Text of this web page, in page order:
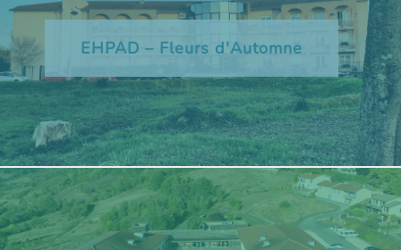
EHPAD – Fleurs d'Automne